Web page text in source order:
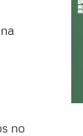
no